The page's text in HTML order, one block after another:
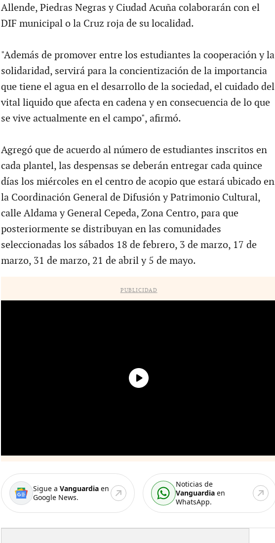
Allende, Piedras Negras y Ciudad Acuña colaborarán con el
DIF municipal o la Cruz roja de su localidad.
"Además de promover entre los estudiantes la cooperación y la
solidaridad, servirá para la concientización de la importancia
que tiene el agua en el desarrollo de la sociedad, el cuidado del
vital liquido que afecta en cadena y en consecuencia de lo que
se vive actualmente en el campo", afirmó.
Agregó que de acuerdo al número de estudiantes inscritos en
cada plantel, las despensas se deberán entregar cada quince
días los miércoles en el centro de acopio que estará ubicado en
la Coordinación General de Difusión y Patrimonio Cultural,
calle Aldama y General Cepeda, Zona Centro, para que
posteriormente se distribuyan en las comunidades
seleccionadas los sábados 18 de febrero, 3 de marzo, 17 de
marzo, 31 de marzo, 21 de abril y 5 de mayo.
PUBLICIDAD
Sigue a Vanguardiaen
Google News.
Noticias de
Vanguardia en
WhatsApp.